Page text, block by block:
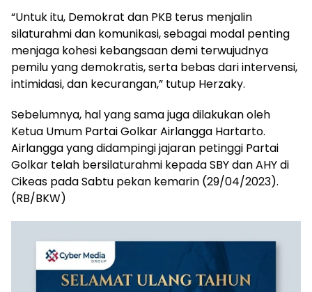
“Untuk itu, Demokrat dan PKB terus menjalin
silaturahmi dan komunikasi, sebagai modal penting
menjaga kohesi kebangsaan demi terwujudnya
pemilu yang demokratis, serta bebas dari intervensi,
intimidasi, dan kecurangan,” tutup Herzaky.
Sebelumnya, hal yang sama juga dilakukan oleh
Ketua Umum Partai Golkar Airlangga Hartarto.
Airlangga yang didampingi jajaran petinggi Partai
Golkar telah bersilaturahmi kepada SBY dan AHY di
Cikeas pada Sabtu pekan kemarin (29/04/2023).
(RB/BKW)